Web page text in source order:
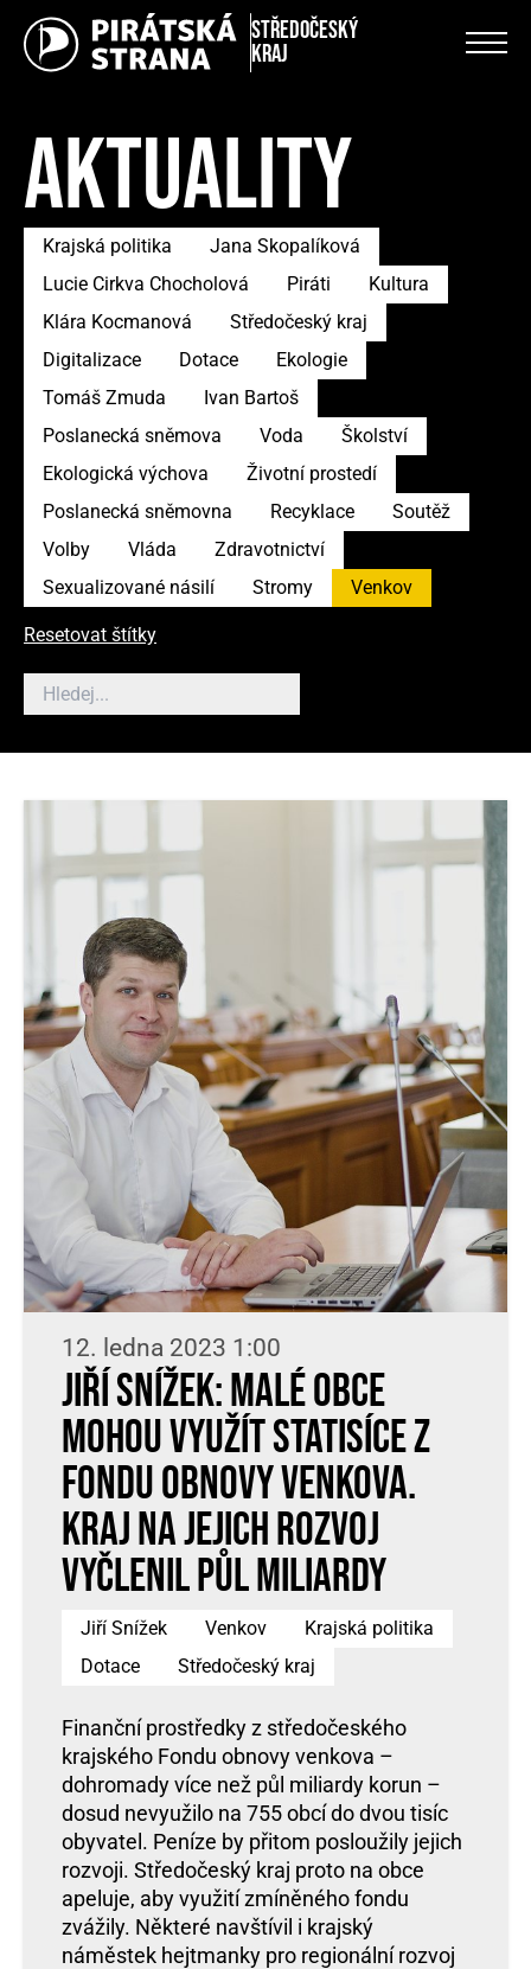
Středočeský
kraj
AKTUALITY
Krajská politika
Jana Skopalíková
Lucie Cirkva Chocholová
Piráti
Kultura
Klára Kocmanová
Středočeský kraj
Digitalizace
Dotace
Ekologie
Tomáš Zmuda
Ivan Bartoš
Poslanecká sněmova
Voda
Školství
Ekologická výchova
Životní prostedí
Poslanecká sněmovna
Recyklace
Soutěž
Volby
Vláda
Zdravotnictví
Sexualizované násilí
Stromy Venkov
Resetovat štítky
12. ledna 2023 1:00
Jiří Snížek: Malé obce
mohou využít statisíce z
Fondu obnovy venkova.
Kraj na jejich rozvoj
vyčlenil půl miliardy
Jiří Snížek Venkov
Krajská politika
Dotace
Středočeský kraj
Finanční prostředky z středočeského
krajského Fondu obnovy venkova –
dohromady více než půl miliardy korun –
dosud nevyužilo na 755 obcí do dvou tisíc
obyvatel. Peníze by přitom posloužily jejich
rozvoji. Středočeský kraj proto na obce
apeluje, aby využití zmíněného fondu
zvážily. Některé navštívil i krajský
náměstek hejtmanky pro regionální rozvoj